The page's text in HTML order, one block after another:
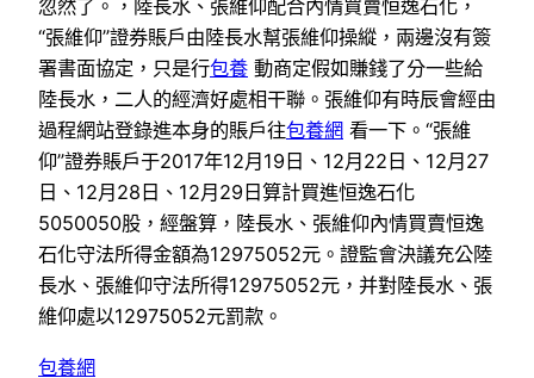
忽然了。，陸長水、張維仰配合內情買賣恒逸石化，
“張維仰”證券賬戶由陸長水幫張維仰操縱，兩邊沒有簽
署書面協定，只是行包養 動商定假如賺錢了分一些給
陸長水，二人的經濟好處相干聯。張維仰有時辰會經由
過程網站登錄進本身的賬戶往包養網 看一下。“張維
仰”證券賬戶于2017年12月19日、12月22日、12月27
日、12月28日、12月29日算計買進恒逸石化
5050050股，經盤算，陸長水、張維仰內情買賣恒逸
石化守法所得金額為12975052元。證監會決議充公陸
長水、張維仰守法所得12975052元，并對陸長水、張
維仰處以12975052元罰款。
包養網